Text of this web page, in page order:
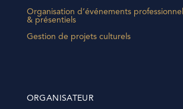
Organisation d’événements
& présentiels
Gestion de projets culturels
ORGANISATEUR